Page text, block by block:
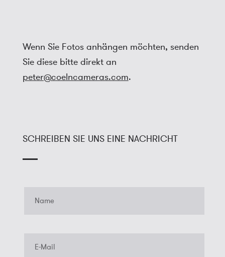
Wenn Sie Fotos anhängen möchten, senden
Sie diese bitte direkt an
peter@coelncameras.com.
SCHREIBEN SIE UNS EINE NACHRICHT